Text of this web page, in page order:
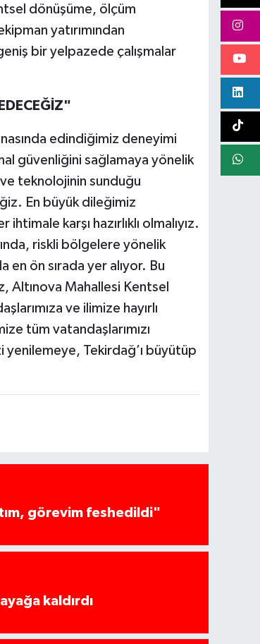
dönüşüme, ölçüm
yatırımından
bir yelpazede çalışmalar
edindiğimiz deneyimi
güvenliğini sağlamaya yönelik
teknolojinin sunduğu
En büyük dileğimiz
karşı hazırlıklı olmalıyız.
riskli bölgelere yönelik
en ön sırada yer alıyor. Bu
Altınova Mahallesi Kentsel
ve ilimize hayırlı
tüm vatandaşlarımızı
Tekirdağ’ı büyütüp
görevim feshedildi"
kaldırdı